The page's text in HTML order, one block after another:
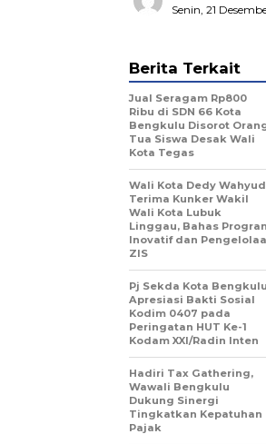
Senin, 21
Berita Terkait
Jual Seragam Rp800
Ribu di SDN 66 Kota
Bengkulu Disorot
Tua Siswa Desak Wali
Kota Tegas
Wali Kota Dedy
Terima Kunker Wakil
Wali Kota Lubuk
Linggau, Bahas
Inovatif dan
ZIS
Pj Sekda Kota Bengkulu
Apresiasi Bakti Sosial
Kodim 0407 pada
Peringatan HUT Ke-1
Kodam XXI/Radin Inten
Hadiri Tax Gathering,
Wawali Bengkulu
Dukung Sinergi
Tingkatkan Kepatuhan
Pajak